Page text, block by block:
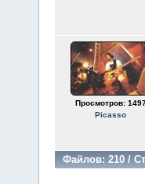
Просмотров:
Picasso
Файлов: 210 /